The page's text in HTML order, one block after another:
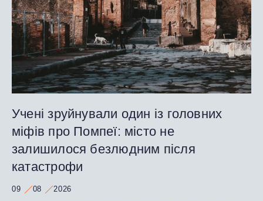
Учені зруйнували один із головних
міфів про Помпеї: місто не
залишилося безлюдним після
катастрофи
09 08 2026